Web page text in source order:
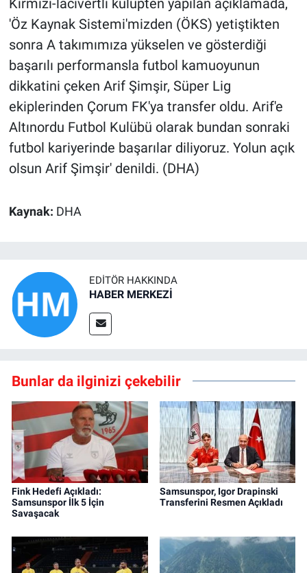
Kırmızı-lacivertli kulüpten yapılan açıklamada,
'Öz Kaynak Sistemi'mizden (ÖKS) yetiştikten
sonra A takımımıza yükselen ve gösterdiği
başarılı performansla futbol kamuoyunun
dikkatini çeken Arif Şimşir, Süper Lig
ekiplerinden Çorum FK'ya transfer oldu. Arif'e
Altınordu Futbol Kulübü olarak bundan sonraki
futbol kariyerinde başarılar diliyoruz. Yolun açık
olsun Arif Şimşir' denildi. (DHA)
Kaynak: DHA
EDITÖR HAKKINDA
HABER MERKEZİ
Bunlar da ilginizi çekebilir
Fink Hedefi Açıkladı:
Samsunspor İlk 5 İçin
Savaşacak
Samsunspor, Igor Drapinski
Transferini Resmen Açıkladı